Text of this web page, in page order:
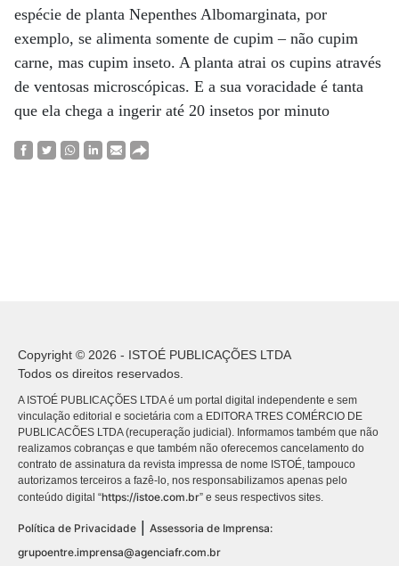
espécie de planta Nepenthes Albomarginata, por
exemplo, se alimenta somente de cupim – não cupim
carne, mas cupim inseto. A planta atrai os cupins através
de ventosas microscópicas. E a sua voracidade é tanta
que ela chega a ingerir até 20 insetos por minuto
Copyright © 2026 - ISTOÉ PUBLICAÇÕES LTDA
Todos os direitos reservados.
A ISTOÉ PUBLICAÇÕES LTDA é um portal digital independente e sem
vinculação editorial e societária com a EDITORA TRES COMÉRCIO DE
PUBLICACÕES LTDA (recuperação judicial). Informamos também que não
realizamos cobranças e que também não oferecemos cancelamento do
contrato de assinatura da revista impressa de nome ISTOÉ, tampouco
autorizamos terceiros a fazê-lo, nos responsabilizamos apenas pelo
conteúdo digital “https://istoe.com.br” e seus respectivos sites.
Política de Privacidade
Assessoria de Imprensa:
grupoentre.imprensa@agenciafr.com.br